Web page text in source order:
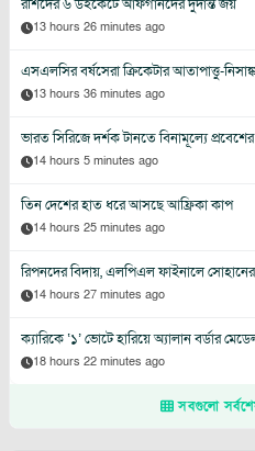
রশিদের ৬ উইকেটে আফগানদের দুর্দান্ত জয়
13 hours 26 minutes ago
এসএলসির বর্ষসেরা ক্রিকেটার আতাপাত্তু-
13 hours 36 minutes ago
ভারত সিরিজে দর্শক টানতে বিনামূল্যে
14 hours 5 minutes ago
তিন দেশের হাত ধরে আসছে আফ্রিকা কাপ
14 hours 25 minutes ago
রিপনদের বিদায়, এলপিএল ফাইনালে
14 hours 27 minutes ago
ক্যারিকে ‘১’ ভোটে হারিয়ে অ্যালান বর্ডার
18 hours 22 minutes ago
সবগুলো